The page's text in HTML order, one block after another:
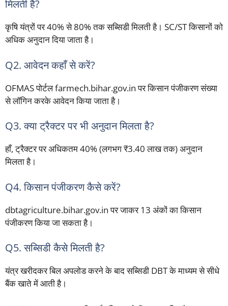
मिलती है?
कृषि यंत्रों पर 40% से 80% तक सब्सिडी मिलती है। SC/ST किसानों को
अधिक अनुदान दिया जाता है।
Q2. आवेदन कहाँ से करें?
OFMAS पोर्टल farmech.bihar.gov.in पर किसान पंजीकरण संख्या
से लॉगिन करके आवेदन किया जाता है।
Q3. क्या ट्रैक्टर पर भी अनुदान मिलता है?
हाँ, ट्रैक्टर पर अधिकतम 40% (लगभग ₹3.40 लाख तक) अनुदान
मिलता है।
Q4. किसान पंजीकरण कैसे करें?
dbtagriculture.bihar.gov.in पर जाकर 13 अंकों का किसान
पंजीकरण किया जा सकता है।
Q5. सब्सिडी कैसे मिलती है?
यंत्र खरीदकर बिल अपलोड करने के बाद सब्सिडी DBT के माध्यम से सीधे
बैंक खाते में आती है।